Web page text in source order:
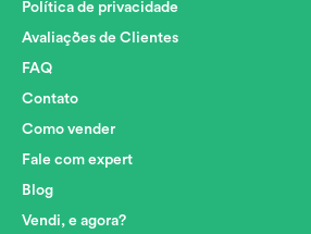
Política de privacidade
Avaliações de Clientes
FAQ
Contato
Como vender
Fale com expert
Blog
Vendi, e agora?